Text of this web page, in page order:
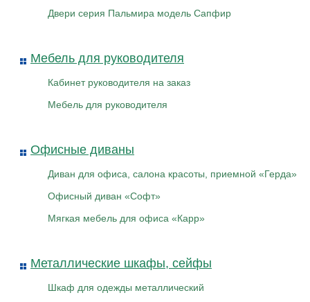
Двери серия Пальмира модель Сапфир
Мебель для руководителя
Кабинет руководителя на заказ
Мебель для руководителя
Офисные диваны
Диван для офиса, салона красоты, приемной «Герда»
Офисный диван «Софт»
Мягкая мебель для офиса «Карр»
Металлические шкафы, сейфы
Шкаф для одежды металлический